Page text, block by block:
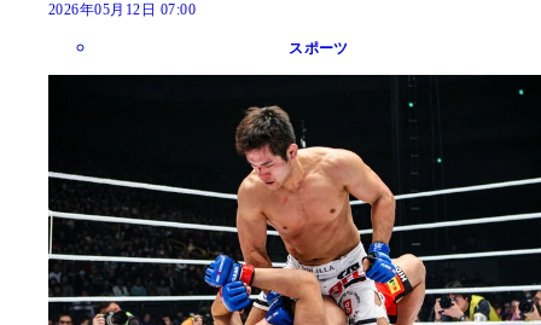
2026年05月12日 07:00
スポーツ